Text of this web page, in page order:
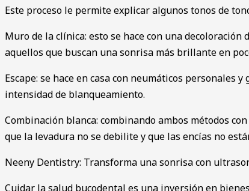
Este proceso le permite explicar algunos tonos de
Muro de la clínica: esto se hace con una
aquellos que buscan una sonrisa más brillante en
Escape: se hace en casa con neumáticos
intensidad de blanqueamiento.
Combinación blanca: combinando ambos métodos
que la levadura no se debilite y que las encías no
Neeny Dentistry: Transforma una sonrisa con
Cuidar la salud bucodental es una inversión en